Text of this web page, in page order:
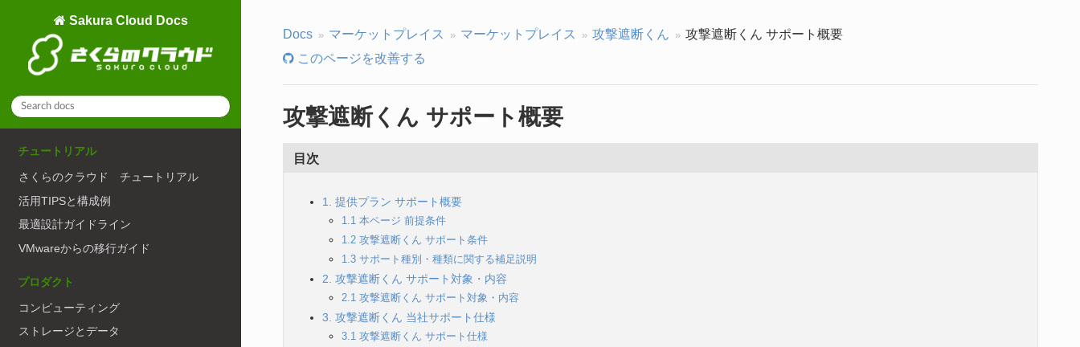
Sakura Cloud Docs
チュートリアル
さくらのクラウド チュートリアル
活用TIPSと構成例
最適設計ガイドライン
VMwareからの移行ガイド
プロダクト
コンピューティング
ストレージとデータ
Docs マーケットプレイス マーケットプレイス 攻撃遮断くん
攻撃遮断くん サポート概要
このページを改善する
攻撃遮断くん サポート概要
目次
1. 提供プラン サポート概要
1.1 本ページ 前提条件
1.2 攻撃遮断くん サポート条件
1.3 サポート種別・種類に関する補足説明
2. 攻撃遮断くん サポート対象・内容
2.1 攻撃遮断くん サポート対象・内容
3. 攻撃遮断くん 当社サポート仕様
3.1 攻撃遮断くん サポート仕様